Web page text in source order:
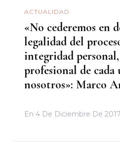
ACTUALIDAD
«No cederemos en
legalidad del
integridad
profesional de cada
nosotros»: Marco
En 4 De Diciembre De 2017